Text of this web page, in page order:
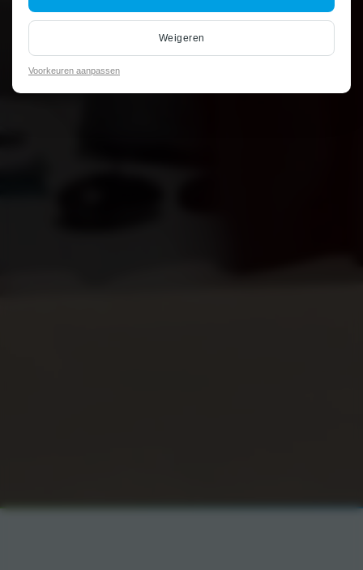
Weigeren
Voorkeuren aanpassen